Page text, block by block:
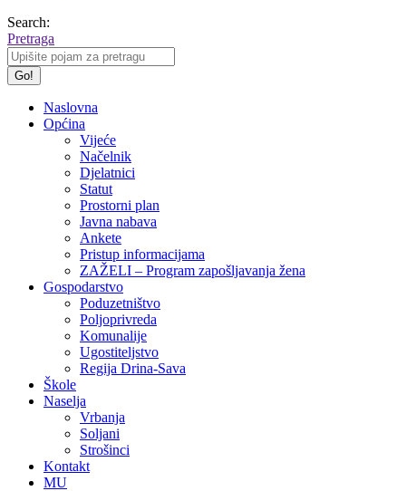
Search:
Pretraga
Naslovna
Općina
Vijeće
Načelnik
Djelatnici
Statut
Prostorni plan
Javna nabava
Ankete
Pristup informacijama
ZAŽELI – Program zapošljavanja žena
Gospodarstvo
Poduzetništvo
Poljoprivreda
Komunalije
Ugostiteljstvo
Regija Drina-Sava
Škole
Naselja
Vrbanja
Soljani
Strošinci
Kontakt
MU